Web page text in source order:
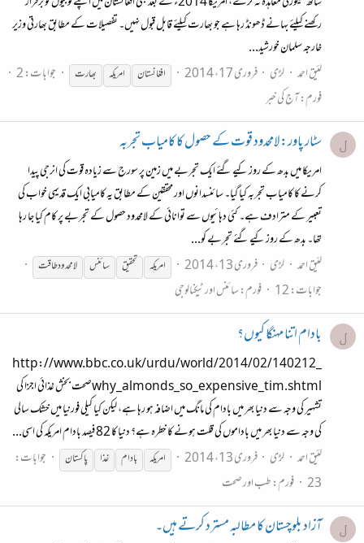
رکھنے کیلئے بہانے ڈھونڈ رہا ہے جو بھارت کیلئے قابل قبول نہیں۔ تفصیلات کے مطابق بھارتی وزیر
خارجہ سلمان خورشید...
لئیق احمد لڑی فروری 17، 2014 افغانستان امریکہ بھارت
جوابات: 2
فورم:آج کی خبر
ل سٹار پاور: لامحدود قوت کے حصول کا کامیاب تجربہ
امریکا میں بدھ کے روز کیے گئے ایک تجربے میں زمین پر سورج سے زیادہ قوت کی انرجی پیدا
کرنے کا کامیاب تجربہ کیا گیا۔ سائنسدانوں اور محققین کے مطابق یہ کامیابی ایک قدیمی خواب کی
تعبیر کے مترادف ہے۔ کئی دہائیوں سے توانائی کے لامحدود حصول کے تجربے پر کام کیا جا رہا
تھا۔ بدھ کے روز کیے گئے تجربے کو...
لئیق احمد لڑی فروری 13، 2014 امریکہ تحقیق سائنس لامحدود طاقت
جوابات: 12 فورم:سائنس اور ٹیکنالوجی
ل بادام اتنا مہنگا کیوں؟
http://www.bbc.co.uk/urdu/world/2014/02/140212_
why_almonds_so_expensive_tim.shtmlصحت بخش غذائی اجزا کی
تشہیر کی وجہ سے دنیا بھر میں بادام کی مانگ میں اضافہ ہو رہا ہے، لیکن کیا کیلی فورنیا میں خشک سالی
کی وجہ سے دنیا بھر میں باداموں کی قلت ہونے کا خطرہ ہے؟ دنیا کا 82 فیصد بادام امریکہ کی اسی...
لئیق احمد لڑی فروری 13، 2014 امریکہ بادام غذا پاکستان
جوابات:
23 فورم:طب اور صحت
ل آزاد بلوچستان کا مطالبہ مسترد کرتے ہیں۔